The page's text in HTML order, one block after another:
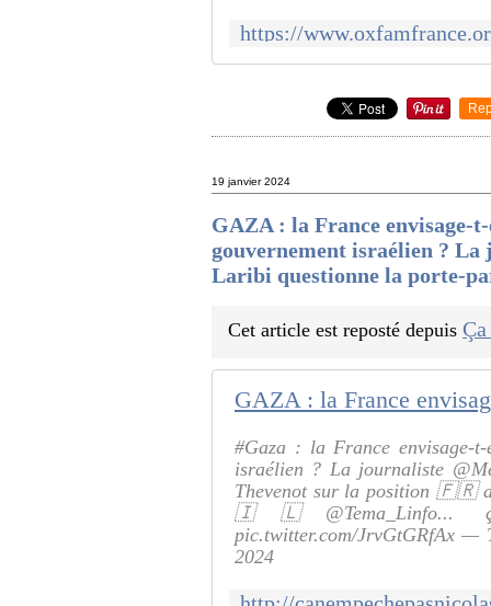
19 janvier 2024
GAZA : la France envisage-
gouvernement israélien ?
Laribi questionne la porte-
Cet article est reposté depuis
#Gaza : la France envisage-
israélien ? La journaliste
Thevenot sur la position 🇫🇷
🇮🇱@Tema_Linfo...
pic.twitter.com/JrvGtGRfAx —
2024